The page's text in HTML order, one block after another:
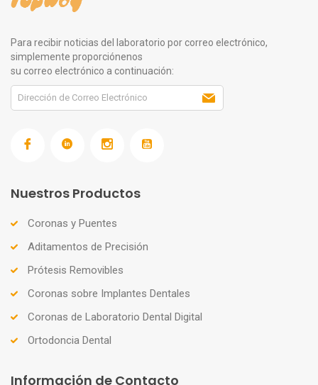
Para recibir noticias del laboratorio por correo electrónico,
simplemente proporciónenos
su correo electrónico a continuación:
Nuestros Productos
Coronas y Puentes
Aditamentos de Precisión
Prótesis Removibles
Coronas sobre Implantes Dentales
Coronas de Laboratorio Dental Digital
Ortodoncia Dental
Información de Contacto